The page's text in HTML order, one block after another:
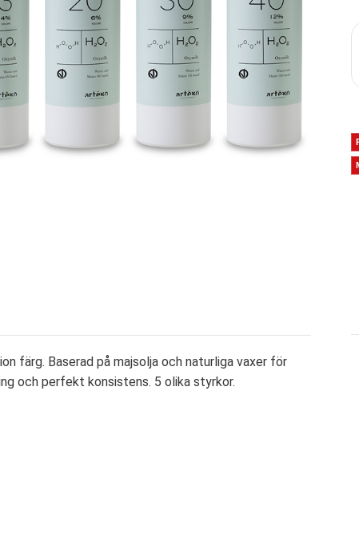
färg. Baserad på majsolja och naturliga vaxer för
och perfekt konsistens. 5 olika styrkor.